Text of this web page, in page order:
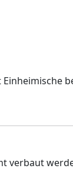
verbaut